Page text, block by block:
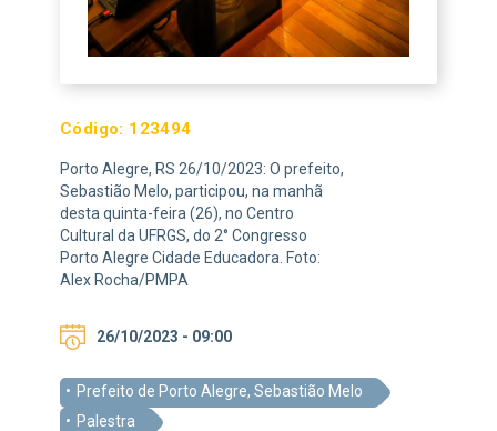
Código: 123494
Porto Alegre, RS 26/10/2023: O prefeito,
Sebastião Melo, participou, na manhã
desta quinta-feira (26), no Centro
Cultural da UFRGS, do 2° Congresso
Porto Alegre Cidade Educadora. Foto:
Alex Rocha/PMPA
26/10/2023 - 09:00
Prefeito de Porto Alegre, Sebastião Melo
Palestra